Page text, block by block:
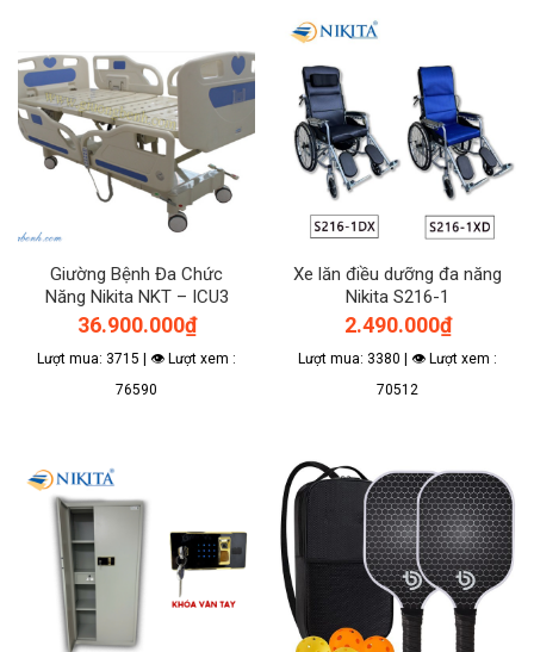
Giường Bệnh Đa Chức
Năng Nikita NKT – ICU3
36.900.000₫
Lượt mua: 3715 | 👁 Lượt xem :
76590
Xe lăn điều dưỡng đa năng
Nikita S216-1
2.490.000₫
Lượt mua: 3380 | 👁 Lượt xem :
70512